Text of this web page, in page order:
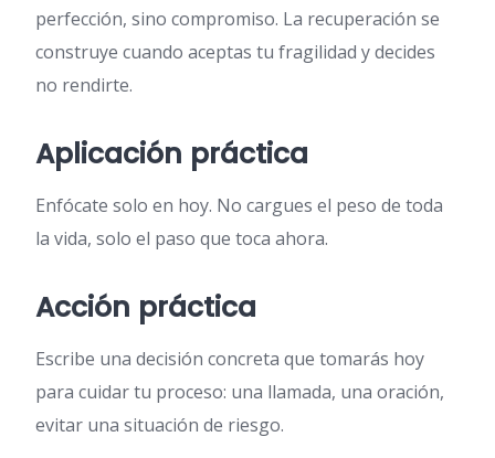
perfección, sino compromiso. La recuperación se
construye cuando aceptas tu fragilidad y decides
no rendirte.
Aplicación práctica
Enfócate solo en hoy. No cargues el peso de toda
la vida, solo el paso que toca ahora.
Acción práctica
Escribe una decisión concreta que tomarás hoy
para cuidar tu proceso: una llamada, una oración,
evitar una situación de riesgo.